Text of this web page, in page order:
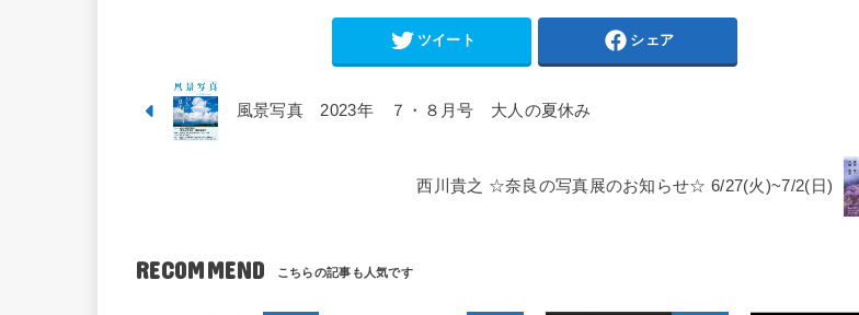
ツイート シェア
風景写真 2023年 ７・８月号 大人の夏休み
西川貴之 ☆奈良の写真展のお知らせ☆ 6/27(火)~7/2(日)
RECOMMEND